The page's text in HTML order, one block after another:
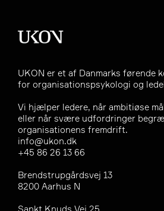
UKON er et af Danmarks førende
for organisationspsykologi og
Vi hjælper ledere, når ambitiøse
eller når svære udfordringer
organisationens fremdrift.
info@ukon.dk
+45 86 26 13 66
Brendstrupgårdsvej 13
8200 Aarhus N
Sankt Knuds Vej 25